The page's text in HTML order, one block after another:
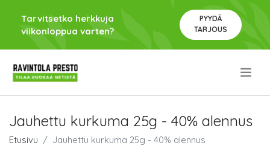
Tarvitsetko herkkuja
viikonloppua varten?
PYYDÄ
TARJOUS
Jauhettu kurkuma 25g - 40% alennus
Etusivu Jauhettu kurkuma 25g - 40% alennus